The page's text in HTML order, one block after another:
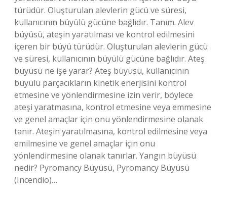
türüdür. Oluşturulan alevlerin gücü ve süresi,
kullanıcının büyülü gücüne bağlıdır. Tanım. Alev
büyüsü, ateşin yaratılması ve kontrol edilmesini
içeren bir büyü türüdür. Oluşturulan alevlerin gücü
ve süresi, kullanıcının büyülü gücüne bağlıdır. Ateş
büyüsü ne işe yarar? Ateş büyüsü, kullanıcının
büyülü parçacıkların kinetik enerjisini kontrol
etmesine ve yönlendirmesine izin verir, böylece
ateşi yaratmasına, kontrol etmesine veya emmesine
ve genel amaçlar için onu yönlendirmesine olanak
tanır. Ateşin yaratılmasına, kontrol edilmesine veya
emilmesine ve genel amaçlar için onu
yönlendirmesine olanak tanırlar. Yangın büyüsü
nedir? Pyromancy Büyüsü, Pyromancy Büyüsü
(Incendio)…